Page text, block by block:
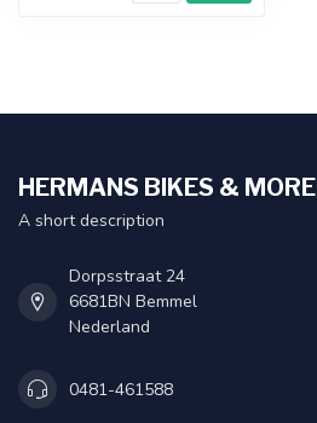
HERMANS BIKES & MORE
A short description
Dorpsstraat 24
6681BN Bemmel
Nederland
0481-461588